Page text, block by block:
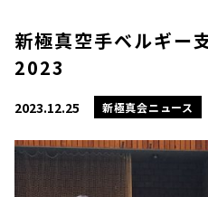
新極真空手ベルギー
2023
2023.12.25 新極真会ニュース